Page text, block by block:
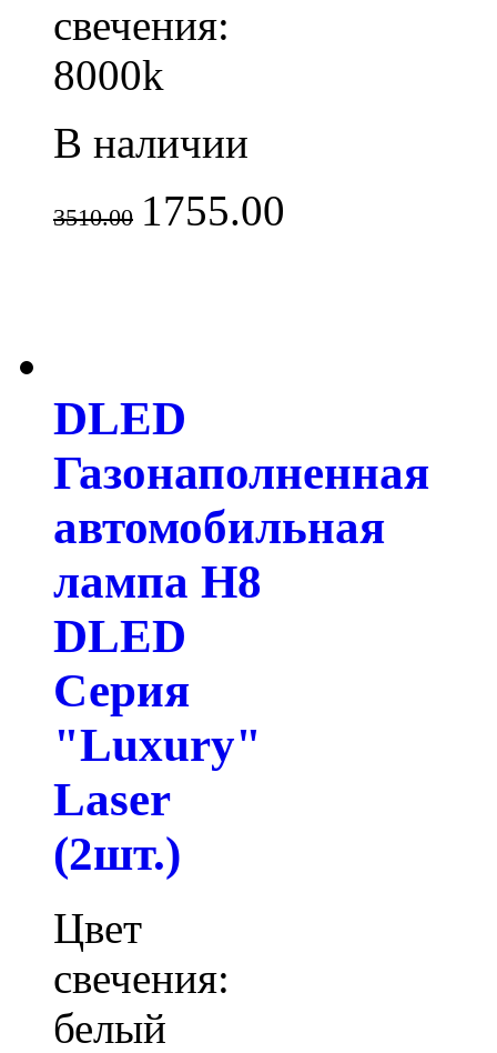
свечения:
8000k
В наличии
3510.00 1755.00
DLED
Газонаполненная
автомобильная
лампа H8
DLED
Серия
"Luxury"
Laser
(2шт.)
Цвет
свечения:
белый